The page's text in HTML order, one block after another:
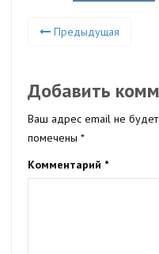
Предыдущая
Добавить
Ваш адрес email не будет
помечены *
Комментарий *